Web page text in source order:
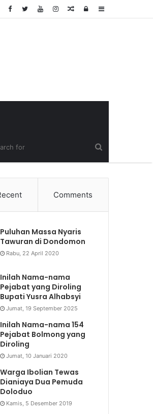
Sidebar
Log
Random
Comments
Puluhan Massa Nyaris
Tawuran di Dondomon
Rabu, 22 April 2020
Inilah Nama-nama
Pejabat yang Diroling
Bupati Yusra Alhabsyi
Jumat, 19 September 2025
Inilah Nama-nama 154
Pejabat Bolmong yang
Diroling
Jumat, 10 Januari 2020
Warga Ibolian Tewas
Dianiaya Dua Pemuda
Doloduo
Kamis, 5 Desember 2019